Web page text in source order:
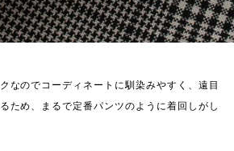
なのでコーディネートに馴染みやすく、遠目
ため、まるで定番パンツのように着回しがし